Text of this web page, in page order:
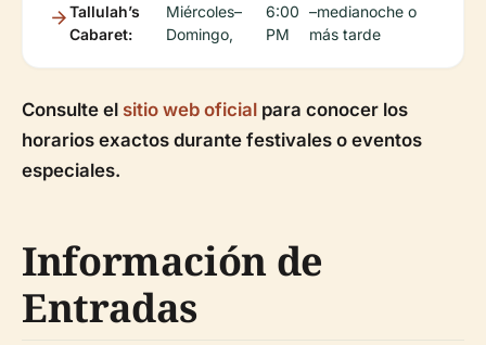
Tallulah’s
Cabaret:
Miércoles–
Domingo,
6:00
PM
–medianoche o
más tarde
Consulte el sitio web oficial para conocer los
horarios exactos durante festivales o eventos
especiales.
Información de
Entradas